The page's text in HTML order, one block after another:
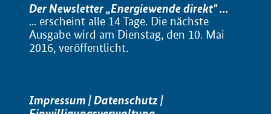
Der Newsletter „Energiewende direkt" ...
... erscheint alle 14 Tage. Die nächste
Ausgabe wird am Dienstag, den 10. Mai
2016, veröffentlicht.
Impressum |Datenschutz|